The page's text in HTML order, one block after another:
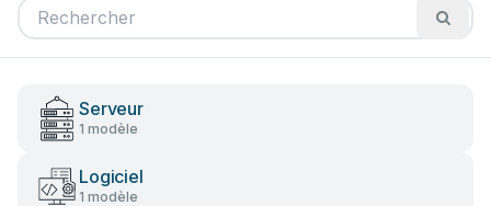
Serveur
1 modèle
Logiciel
1 modèle